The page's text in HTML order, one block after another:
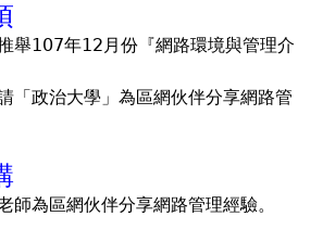
舉107年12月份『網路環境與管理介
「政治大學」為區網伙伴分享網路管
師為區網伙伴分享網路管理經驗。